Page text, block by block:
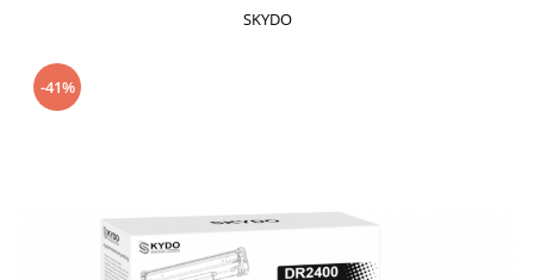
Electronice Auto
Intretinere & Cosmetica auto
Casa, Gradina & Bricolaj
Accesorii usi
SKYDO
-41%